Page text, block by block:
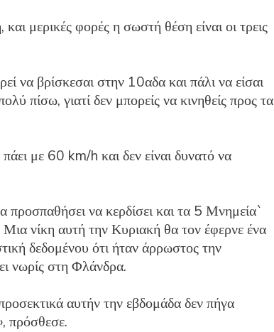
μερικές φορές η σωστή θέση είναι οι τρεις
να βρίσκεσαι στην 10αδα και πάλι να είσαι
πίσω, γιατί δεν μπορείς να κινηθείς προς τα
με 60 km/h και δεν είναι δυνατό να
να κερδίσει και τα 5 Μνημεία`
νίκη αυτή την Κυριακή θα τον έφερνε ένα
δεδομένου ότι ήταν άρρωστος την
νωρίς στη Φλάνδρα.
αυτήν την εβδομάδα δεν πήγα
πρόσθεσε.